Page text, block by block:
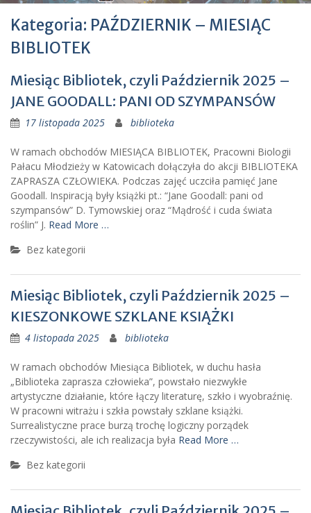
Kategoria: PAŹDZIERNIK – MIESIĄC
BIBLIOTEK
Miesiąc Bibliotek, czyli Październik 2025 –
JANE GOODALL: PANI OD SZYMPANSÓW
17 listopada 2025 biblioteka
W ramach obchodów MIESIĄCA BIBLIOTEK, Pracowni Biologii
Pałacu Młodzieży w Katowicach dołączyła do akcji BIBLIOTEKA
ZAPRASZA CZŁOWIEKA. Podczas zajęć uczciła pamięć Jane
Goodall. Inspiracją były książki pt.: “Jane Goodall: pani od
szympansów” D. Tymowskiej oraz “Mądrość i cuda świata
roślin” J. Read More …
Bez kategorii
Miesiąc Bibliotek, czyli Październik 2025 –
KIESZONKOWE SZKLANE KSIĄŻKI
4 listopada 2025 biblioteka
W ramach obchodów Miesiąca Bibliotek, w duchu hasła
„Biblioteka zaprasza człowieka”, powstało niezwykłe
artystyczne działanie, które łączy literaturę, szkło i wyobraźnię.
W pracowni witrażu i szkła powstały szklane książki.
Surrealistyczne prace burzą trochę logiczny porządek
rzeczywistości, ale ich realizacja była Read More …
Bez kategorii